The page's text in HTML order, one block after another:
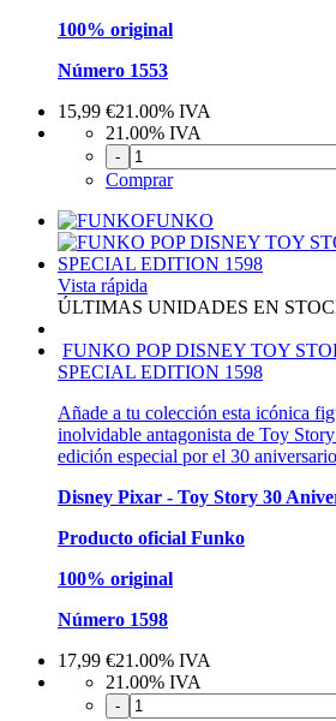
100% original
Número 1553
15,99 €21.00% IVA
21.00% IVA
-
Comprar
FUNKO
Vista rápida
ÚLTIMAS UNIDADES EN
FUNKO POP DISNEY TOY
SPECIAL EDITION 1598
Añade a tu colección esta icónica
inolvidable antagonista de Toy
edición especial por el 30
Disney Pixar - Toy Story 30
Producto oficial Funko
100% original
Número 1598
17,99 €21.00% IVA
21.00% IVA
-